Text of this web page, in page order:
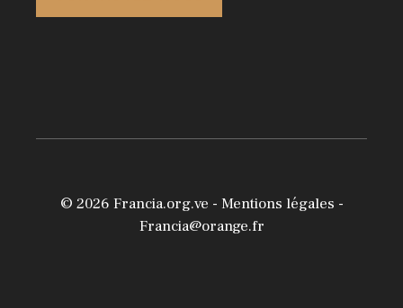
© 2026 Francia.org.ve - Mentions légales -
Francia@orange.fr